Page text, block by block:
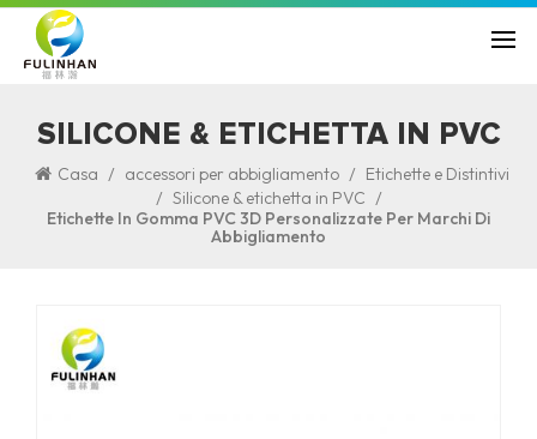
SILICONE & ETICHETTA IN PVC
Casa / accessori per abbigliamento / Etichette e Distintivi
/ Silicone & etichetta in PVC /
Etichette In Gomma PVC 3D Personalizzate Per Marchi Di
Abbigliamento